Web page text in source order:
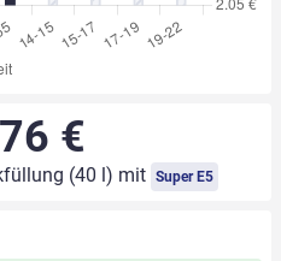
€
(40 l) mit Super E5